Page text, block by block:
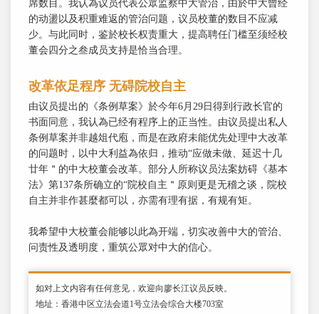
席数目。我认為议员代表公眾监察中大管治，由於中大曾经
的动盪以及积重难返的管治问题，议员校董的数目不应减
少。与此同时，鉴於校长权责重大，提高聘任门槛至须经校
董会四分之叁成员支持是恰当合理。
改革依足程序 无碍院校自主
由议员提出的《条例草案》於今年6月29日得到行政长官的
书面同意，我认為已经有程序上的正当性。由议员提出私人
条例草案并非越俎代庖，而是在政府未能优先处理中大改革
的问题时，以中大利益為依归，推动“应做未做、延迟十几
廿年＂的中大校董会改革。部分人所称议员法案妨碍《基本
法》第137条所确立的“院校自主＂原则更是无稽之谈，院校
自主并非作甚麼都可以，亦需有理有据，有规有矩。
我希望中大校董会能够以此為开端，切实改善中大的管治、
问责性及透明度，重筑公眾对中大的信心。
如对上文内容有任何意见，欢迎向廖长江议员反映。
地址：香港中区立法会道1号立法会综合大楼703室